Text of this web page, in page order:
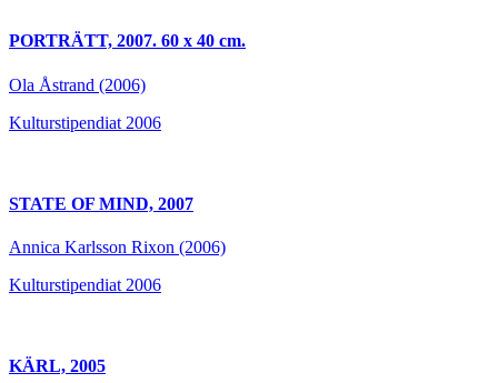
PORTRÄTT, 2007. 60 x 40 cm.
Ola Åstrand (2006)
Kulturstipendiat 2006
STATE OF MIND, 2007
Annica Karlsson Rixon (2006)
Kulturstipendiat 2006
KÄRL, 2005